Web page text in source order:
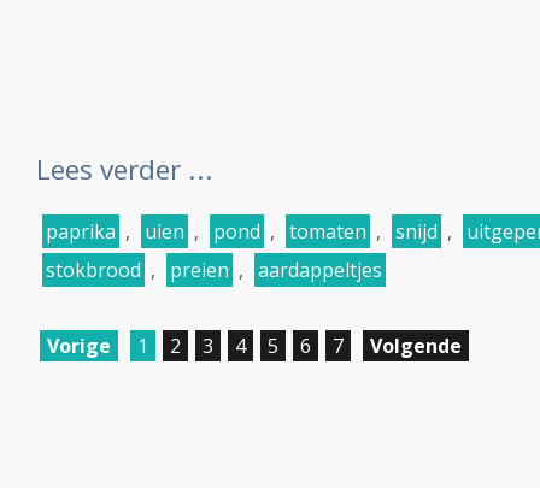
Lees verder ...
paprika , uien , pond , tomaten , snijd ,
stokbrood , preien , aardappeltjes
Vorige 1 2 3 4 5 6 7 Volgende